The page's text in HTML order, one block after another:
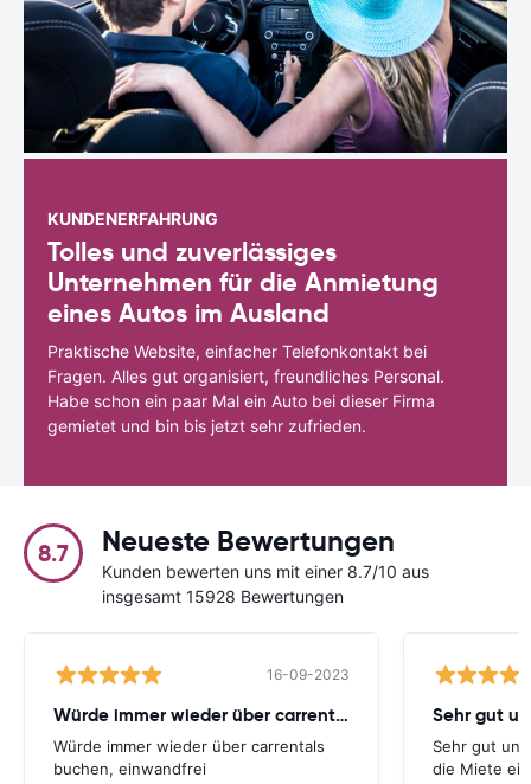
KUNDENERFAHRUNG
Tolles und zuverlässiges
Unternehmen für die Anmietung
eines Autos im Ausland
Praktische Website, einfacher Telefonkontakt bei
Fragen. Alles gut organisiert, freundliches Personal.
Habe schon ein paar Mal ein Auto bei dieser Firma
gemietet und bin bis jetzt sehr zufrieden.
8.7 Neueste Bewertungen
Kunden bewerten uns mit einer 8.7/10 aus
insgesamt 15928 Bewertungen
16-09-2023
Würde immer wieder über carrentals
Würde immer wieder über carrentals
buchen, einwandfrei
Sehr gut
die Miete